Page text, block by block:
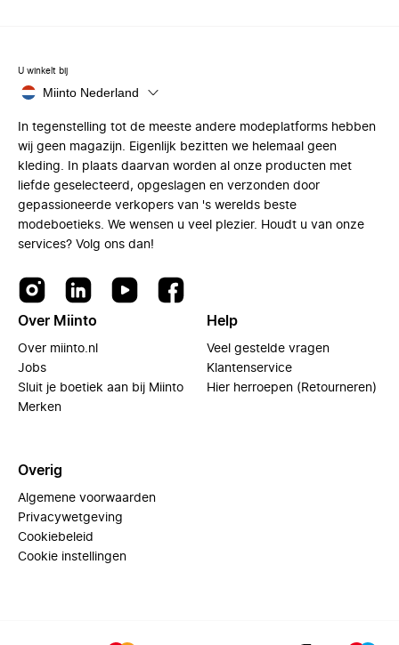
U winkelt bij
Miinto Nederland
In tegenstelling tot de meeste andere modeplatforms hebben
wij geen magazijn. Eigenlijk bezitten we helemaal geen
kleding. In plaats daarvan worden al onze producten met
liefde geselecteerd, opgeslagen en verzonden door
gepassioneerde verkopers van 's werelds beste
modeboetieks. We wensen u veel plezier. Houdt u van onze
services? Volg ons dan!
Over Miinto
Over miinto.nl
Jobs
Sluit je boetiek aan bij Miinto
Merken
Help
Veel gestelde vragen
Klantenservice
Hier herroepen (Retourneren)
Overig
Algemene voorwaarden
Privacywetgeving
Cookiebeleid
Cookie instellingen